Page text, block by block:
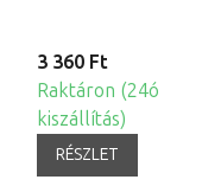
3 360 Ft
Raktáron (24ó
kiszállítás)
RÉSZLET